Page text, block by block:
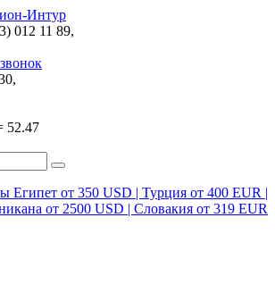
012 11 89,
52.47
Египет от 350 USD | Турция от 400 EUR |
от 2500 USD | Словакия от 319 EUR